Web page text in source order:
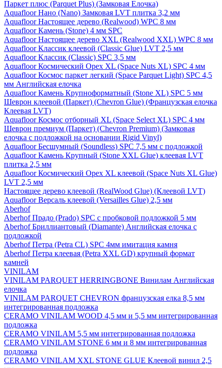
Паркет плюс (Parquet Plus) (Замковая Елочка)
Aquafloor Нано (Nano) Замковая LVT плитка 3,2 мм
Aquafloor Настоящее дерево (Realwood) WPC 8 мм
Aquafloor Камень (Stone) 4 мм SPC
Aquafloor Настоящее дерево XXL (Realwood XXL) WPC 8 мм
Aquafloor Классик клеевой (Classic Glue) LVT 2,5 мм
Aquafloor Классик (Classic) SPC 3,5 мм
Aquafloor Космический Орех XL (Space Nuts XL) SPC 4 мм
Aquafloor Космос паркет легкий (Space Parquet Light) SPC 4,5
мм Английская елочка
Aquafloor Камень Крупноформатный (Stone XL) SPC 5 мм
Шеврон клеевой (Паркет) (Chevron Glue) (Французская елочка
Клеевая LVT)
Aquafloor Космос отборный XL (Space Select XL) SPC 4 мм
Шеврон премиум (Паркет) (Chevron Premium) (Замковая
елочка с подложкой на основании Rigid Vinyl)
Aquafloor Бесшумный (Soundless) SPC 7,5 мм с подложкой
Aquafloor Камень Крупный (Stone XXL Glue) клеевая LVT
плитка 2,5 мм
Aquafloor Космический Орех XL клеевой (Space Nuts XL Glue)
LVT 2,5 мм
Настоящее дерево клеевой (RealWood Glue) (Клеевой LVT)
Aquafloor Версаль клеевой (Versailles Glue) 2,5 мм
Aberhof
Aberhof Прадо (Prado) SPC с пробковой подложкой 5 мм
Aberhof Бриллиантовый (Diamante) Английская елочка с
подложкой
Aberhof Петра (Petra CL) SPC 4мм имитация камня
Aberhof Петра клеевая (Petra XXL GD) крупный формат
камней
VINILAM
VINILAM PARQUET HERRINGBONE Винилам Английская
елочка
VINILAM PARQUET CHEVRON французская елка 8,5 мм
интегрированная подложка
CERAMO VINILAM WOOD 4,5 мм и 5,5 мм интегрированная
подложка
CERAMO VINILAM 5,5 мм интегрированная подложка
CERAMO VINILAM STONE 6 мм и 8 мм интегрированная
подложка
CERAMO VINILAM XXL STONE GLUE Клеевой винил 2,5